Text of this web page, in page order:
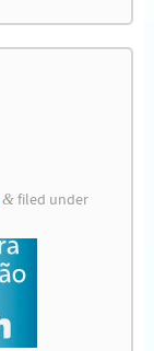
&filed under